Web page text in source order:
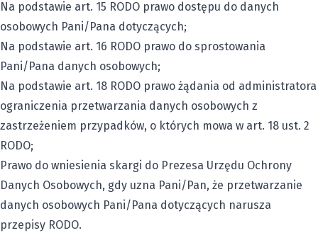
Na podstawie art. 15 RODO prawo dostępu do danych
osobowych Pani/Pana dotyczących;
Na podstawie art. 16 RODO prawo do sprostowania
Pani/Pana danych osobowych;
Na podstawie art. 18 RODO prawo żądania od administratora
ograniczenia przetwarzania danych osobowych z
zastrzeżeniem przypadków, o których mowa w art. 18 ust. 2
RODO;
Prawo do wniesienia skargi do Prezesa Urzędu Ochrony
Danych Osobowych, gdy uzna Pani/Pan, że przetwarzanie
danych osobowych Pani/Pana dotyczących narusza
przepisy RODO.